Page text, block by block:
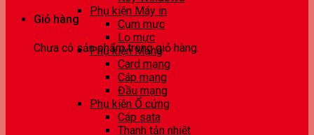
Giỏ hàng
Chưa có sản phẩm trong giỏ hàng.
Phụ kiện Máy in
Cụm mực
Lọ mực
Phụ kiện Mạng
Card mạng
Cáp mạng
Đầu mạng
Phụ kiện Ổ cứng
Cáp sata
Thanh tản nhiệt